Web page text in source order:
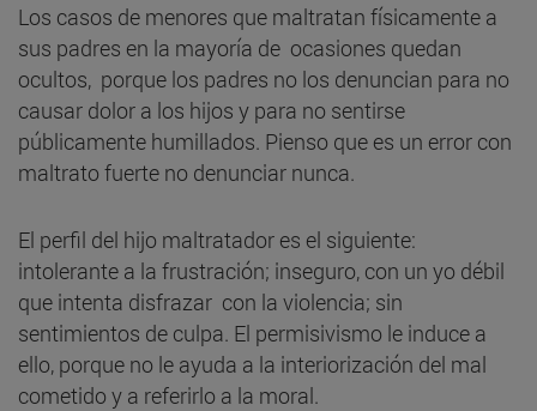
Los casos de menores que maltratan físicamente a
sus padres en la mayoría de ocasiones quedan
ocultos, porque los padres no los denuncian para no
causar dolor a los hijos y para no sentirse
públicamente humillados. Pienso que es un error con
maltrato fuerte no denunciar nunca.
El perfil del hijo maltratador es el siguiente:
intolerante a la frustración; inseguro, con un yo débil
que intenta disfrazar con la violencia; sin
sentimientos de culpa. El permisivismo le induce a
ello, porque no le ayuda a la interiorización del mal
cometido y a referirlo a la moral.